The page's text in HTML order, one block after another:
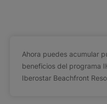
Ahora puedes acumular
beneficios del programa
Iberostar Beachfront